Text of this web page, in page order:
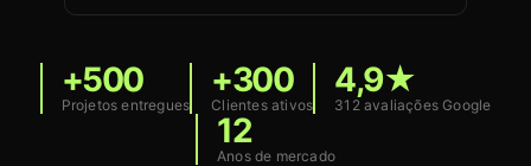
+500
Projetos entregues
+300
Clientes ativos
4,9★
312 avaliações Google
12
Anos de mercado